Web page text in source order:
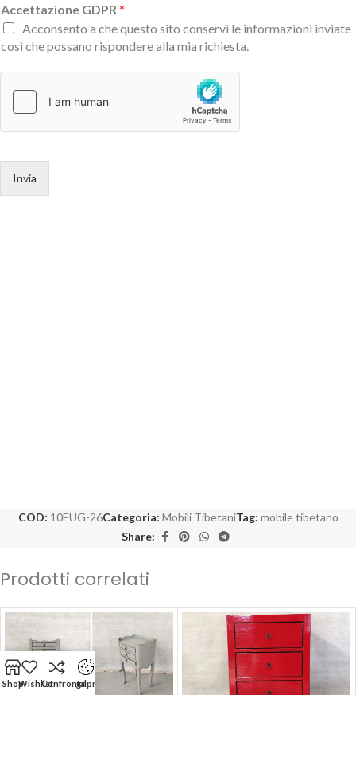
Accettazione GDPR *
Acconsento a che questo sito conservi le informazioni inviate
così che possano rispondere alla mia richiesta.
Invia
COD: 10EUG-26Categoria: Mobili TibetaniTag: mobile tibetano
Share:
Prodotti correlati
ShopWishlistConfrontagdpr